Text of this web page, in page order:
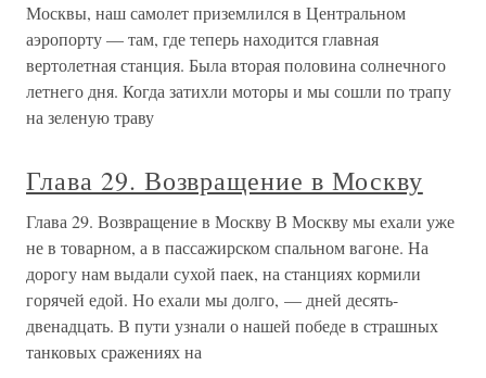
Москвы, наш самолет приземлился в Центральном
аэропорту — там, где теперь находится главная
вертолетная станция. Была вторая половина солнечного
летнего дня. Когда затихли моторы и мы сошли по трапу
на зеленую траву
Глава 29. Возвращение в Москву
Глава 29. Возвращение в Москву В Москву мы ехали уже
не в товарном, а в пассажирском спальном вагоне. На
дорогу нам выдали сухой паек, на станциях кормили
горячей едой. Но ехали мы долго, — дней десять-
двенадцать. В пути узнали о нашей победе в страшных
танковых сражениях на